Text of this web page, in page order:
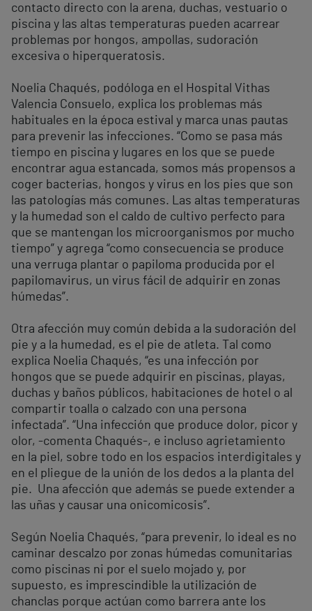
contacto directo con la arena, duchas, vestuario o
piscina y las altas temperaturas pueden acarrear
problemas por hongos, ampollas, sudoración
excesiva o hiperqueratosis.
Noelia Chaqués, podóloga en el Hospital Vithas
Valencia Consuelo, explica los problemas más
habituales en la época estival y marca unas pautas
para prevenir las infecciones. “Como se pasa más
tiempo en piscina y lugares en los que se puede
encontrar agua estancada, somos más propensos a
coger bacterias, hongos y virus en los pies que son
las patologías más comunes. Las altas temperaturas
y la humedad son el caldo de cultivo perfecto para
que se mantengan los microorganismos por mucho
tiempo” y agrega “como consecuencia se produce
una verruga plantar o papiloma producida por el
papilomavirus, un virus fácil de adquirir en zonas
húmedas”.
Otra afección muy común debida a la sudoración del
pie y a la humedad, es el pie de atleta. Tal como
explica Noelia Chaqués, “es una infección por
hongos que se puede adquirir en piscinas, playas,
duchas y baños públicos, habitaciones de hotel o al
compartir toalla o calzado con una persona
infectada”. “Una infección que produce dolor, picor y
olor, -comenta Chaqués-, e incluso agrietamiento
en la piel, sobre todo en los espacios interdigitales y
en el pliegue de la unión de los dedos a la planta del
pie. Una afección que además se puede extender a
las uñas y causar una onicomicosis”.
Según Noelia Chaqués, “para prevenir, lo ideal es no
caminar descalzo por zonas húmedas comunitarias
como piscinas ni por el suelo mojado y, por
supuesto, es imprescindible la utilización de
chanclas porque actúan como barrera ante los